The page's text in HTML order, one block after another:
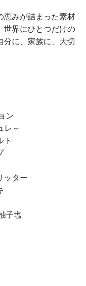
恵みが詰まった素材
世界にひとつだけの
分に、家族に、大切
ン
レ～
ト
ッター
子塩